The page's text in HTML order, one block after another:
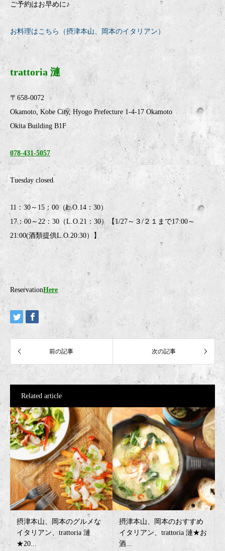
ご予約はお早めに♪
お料理はこちら（摂津本山、岡本のイタリアン）
trattoria 漣
〒658-0072
Okamoto, Kobe City, Hyogo Prefecture 1-4-17 Okamoto
Okita Building B1F
078-431-5057
Tuesday closed
11：30～15：00（L.O.14：30）
17：00～22：30（L.O.21：30）【1/27～３/２１まで17:00～
21:00(酒類提供L.O.20:30）】
ReservationHere
Related article
摂津本山、岡本のグルメな
イタリアン、trattoria 漣
★20...
摂津本山、岡本のおすすめ
イタリアン、trattoria 漣★お
酒...